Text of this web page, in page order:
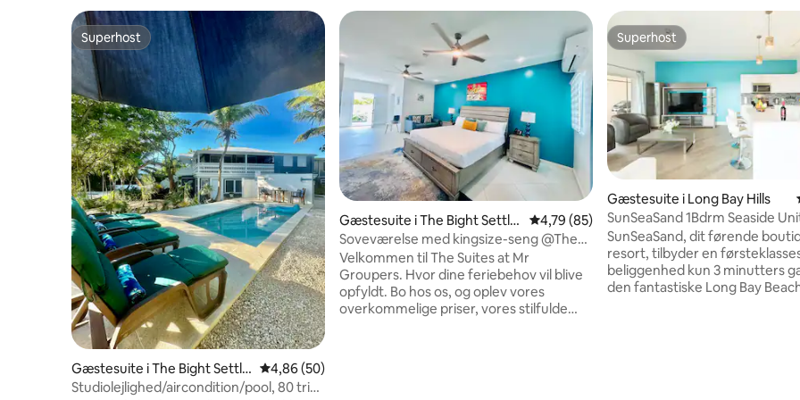
Superhost
Superhost
Gæstesuite i The Bight Settle
ment
4,86 ud af 5 i gennemsnitlig bedømmelse, 50 omtaler
4,86 (50)
Studiolejlighed/aircondition/pool, 80 trin
Gæstesuite i The Bight Settle
ment
4,79 ud af 5 i gennemsnitlig bedømmelse,
4,79 (85)
Soveværelse med kingsize-seng @The
Suites
Velkommen til The Suites at Mr
Groupers. Hvor dine feriebehov vil blive
opfyldt. Bo hos os, og oplev vores
overkommelige priser, vores stilfulde
Superhost
Superhost
Gæstesuite i Long Bay Hills
SunSeaSand 1Bdrm Seaside
Bay Hills
SunSeaSand, dit førende
resort, tilbyder en
beliggenhed kun 3 minutters
den fantastiske Long Bay